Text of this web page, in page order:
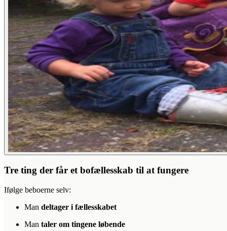
Tre ting der får et bofællesskab til at fungere
Ifølge beboerne selv:
Man deltager i fællesskabet
Man taler om tingene løbende